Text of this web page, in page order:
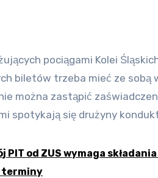
biletów trzeba mieć ze sobą
można zastąpić
spotykają się drużyny
PIT od ZUS wymaga
terminy